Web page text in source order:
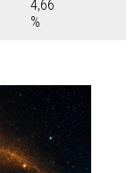
4,66
%